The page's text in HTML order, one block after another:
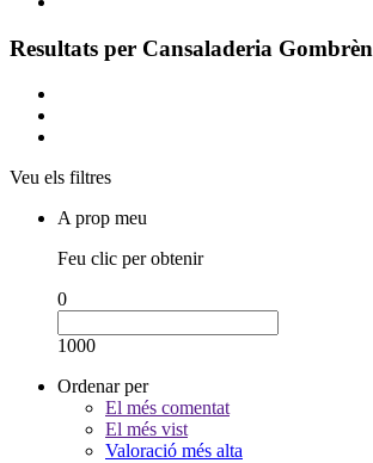
Resultats per Cansaladeria Gombrèn
Veu els filtres
A prop meu
Feu clic per obtenir
0
1000
Ordenar per
El més comentat
El més vist
Valoració més alta